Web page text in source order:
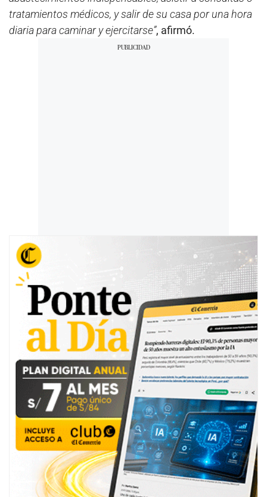
tratamientos médicos, y salir de su casa por una hora
diaria para caminar y ejercitarse”, afirmó.